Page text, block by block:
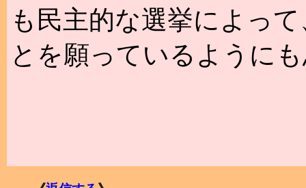
も民主的な選挙によっ
とを願っているように